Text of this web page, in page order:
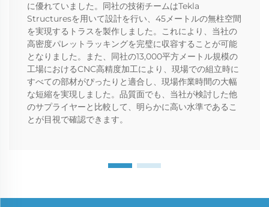
に優れていました。同社の技術チームはTekla
Structuresを用いて設計を行い、45メートルの無柱空間
を実現するトラスを製作しました。これにより、当社の
高密度パレットラッキングを完璧に収容することが可能
となりました。また、同社の13,000平方メートル規模の
工場におけるCNC高精度加工により、現場での組立時に
すべての部材がぴったりと適合し、現場作業時間の大幅
な短縮を実現しました。品質面でも、当社が検討した他
のサプライヤーと比較して、明らかに高い水準であるこ
とが目視で確認できます。